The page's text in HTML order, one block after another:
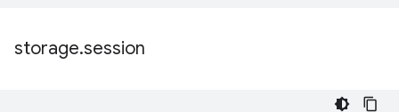
storage.session